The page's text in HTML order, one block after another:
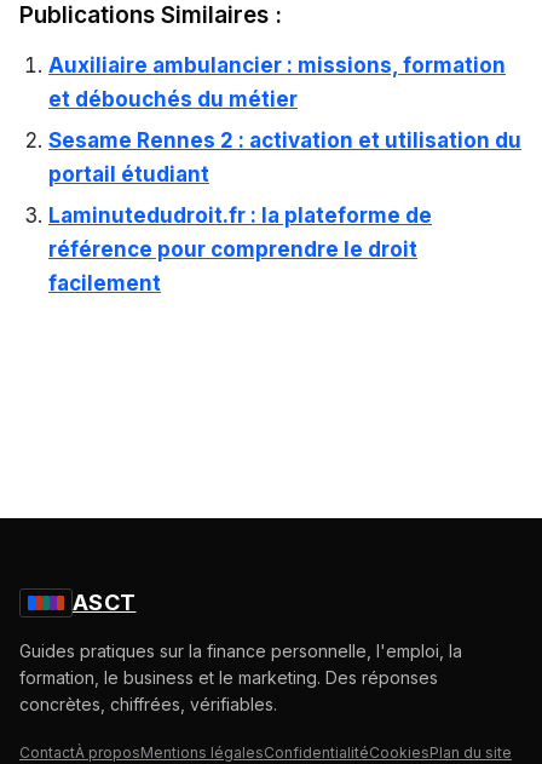
Publications Similaires :
Auxiliaire ambulancier : missions, formation
et débouchés du métier
Sesame Rennes 2 : activation et utilisation du
portail étudiant
Laminutedudroit.fr : la plateforme de
référence pour comprendre le droit
facilement
ASCT
Guides pratiques sur la finance personnelle, l'emploi, la
formation, le business et le marketing. Des réponses
concrètes, chiffrées, vérifiables.
ContactÀ proposMentions légalesConfidentialitéCookiesPlan du site